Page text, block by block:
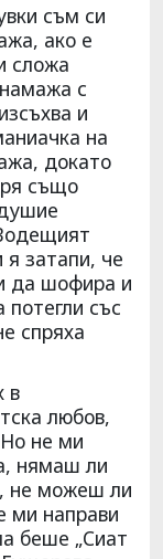
съм си
ако е
сложа
с
и
на
докато
също
затапи, че
да шофира и
със
спряха
в
любов,
не ми
нямаш ли
не можеш ли
направи
беше „Сиат